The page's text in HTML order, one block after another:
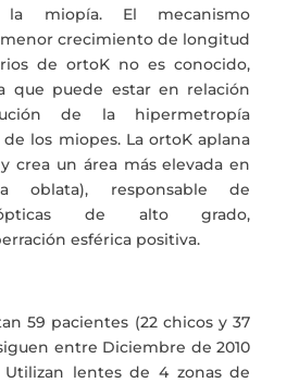
miopía. El mecanismo
crecimiento de longitud
de ortoK no es conocido,
que puede estar en relación
de la hipermetropía
los miopes. La ortoK aplana
crea un área más elevada en
oblata), responsable de
ópticas de alto grado,
esférica positiva.
59 pacientes (22 chicos y 37
entre Diciembre de 2010
Utilizan lentes de 4 zonas de